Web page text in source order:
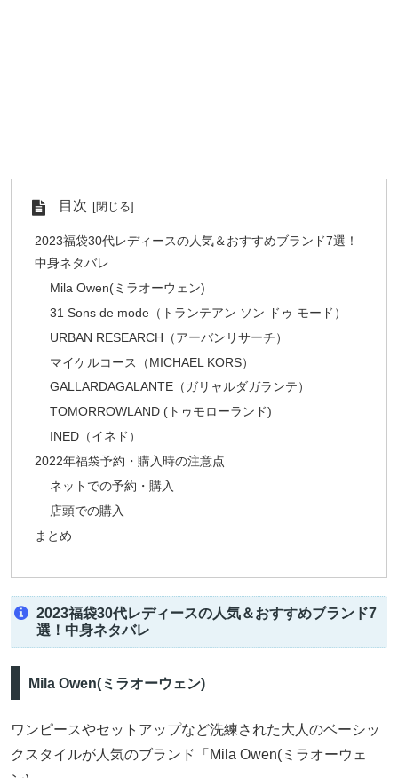
目次
2023福袋30代レディースの人気＆おすすめブランド7選！
中身ネタバレ
Mila Owen(ミラオーウェン)
31 Sons de mode（トランテアン ソン ドゥ モード）
URBAN RESEARCH（アーバンリサーチ）
マイケルコース（MICHAEL KORS）
GALLARDAGALANTE（ガリャルダガランテ）
TOMORROWLAND (トゥモローランド)
INED（イネド）
2022年福袋予約・購入時の注意点
ネットでの予約・購入
店頭での購入
まとめ
2023福袋30代レディースの人気＆おすすめブランド7
選！中身ネタバレ
Mila Owen(ミラオーウェン)
ワンピースやセットアップなど洗練された大人のベーシッ
クスタイルが人気のブランド「Mila Owen(ミラオーウェ